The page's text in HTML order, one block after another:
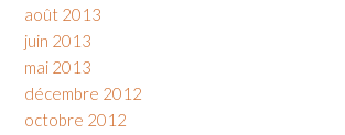
août 2013
juin 2013
mai 2013
décembre 2012
octobre 2012